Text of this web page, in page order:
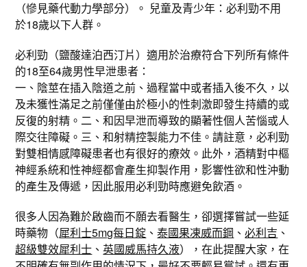
（慘見藥代動力學部分）。 兒童及青少年：必利勁不用
於18歲以下人群。
必利勁（鹽酸達泊西汀片）適用於治療符合下列所有條件
的18至64歲男性早泄患者：
一、陰莖在插入陰道之前、過程當中或者插入後不久，以
及未獲性滿足之前僅僅由於極小的性刺激即發生持續的或
反復的射精。二、和因早泄而導致的顯著性個人苦惱或人
際交往障礙。三、和射精控製能力不佳。請註意，必利勁
對雙相情感障礙患者也有很好的療效。此外，酒精對中樞
神經系統和性神經都會產生抑製作用，影響性欲和性沖動
的產生及傳遞，因此服用必利勁時應避免飲酒。
很多人因為難於啟齒而不願去看醫生，卻選擇嘗試一些延
時藥物（犀利士5mg每日錠 、泰國果凍威而鋼 、必利吉 、
超級雙效犀利士 、英國威馬持久液），在此提醒大家，在